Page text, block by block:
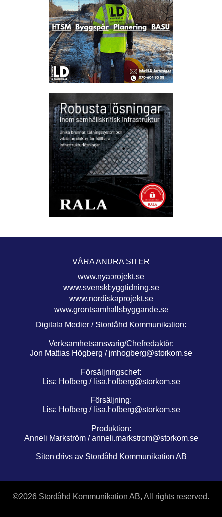
VÅRA ANDRA SITER
www.nyaprojekt.se
www.svenskbyggtidning.se
www.nordiskaprojekt.se
www.grontsamhallsbyggande.se
Digitala Medier / Stordåhd Kommunikation:
Verksamhetsansvarig/Chefredaktör:
Jon Mattias Högberg / jmhogberg@storkom.se
Försäljningschef:
Lisa Hofberg / lisa.hofberg@storkom.se
Försäljning:
Lisa Hofberg / lisa.hofberg@storkom.se
Produktion:
Anneli Markström / anneli.markstrom@storkom.se
Siten drivs av Stordåhd Kommunikation AB
©2026 Stordåhd Kommunikation AB, All rights reserved.